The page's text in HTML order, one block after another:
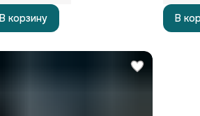
В корзину В